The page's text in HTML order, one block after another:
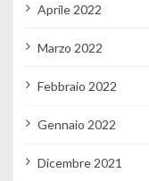
Aprile 2022
Marzo 2022
Febbraio 2022
Gennaio 2022
Dicembre 2021